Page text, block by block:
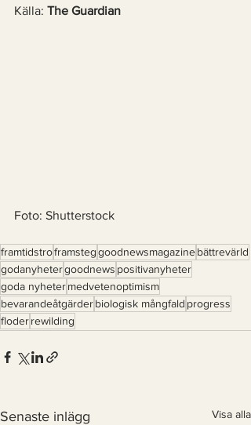
Källa: The Guardian
Foto: Shutterstock
framtidstroframsteggoodnewsmagazinebättrevärld
godanyhetergoodnews positivanyheter
goda nyhetermedvetenoptimism
bevarandeåtgärderbiologisk mångfald progress
floderrewilding
Senaste inlägg Visa alla